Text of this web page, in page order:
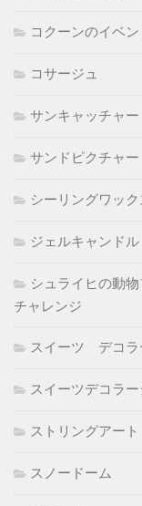
コクーンのイベ
コサージュ
サンキャッチャー
サンドピクチャー
シーリングワック
ジェルキャンドル
シュライヒの動
チャレンジ
スイーツ デコラ
スイーツデコラー
ストリングアート
スノードーム